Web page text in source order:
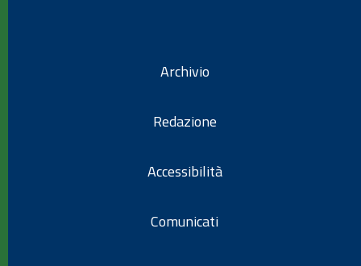
Archivio
Redazione
Accessibilità
Comunicati